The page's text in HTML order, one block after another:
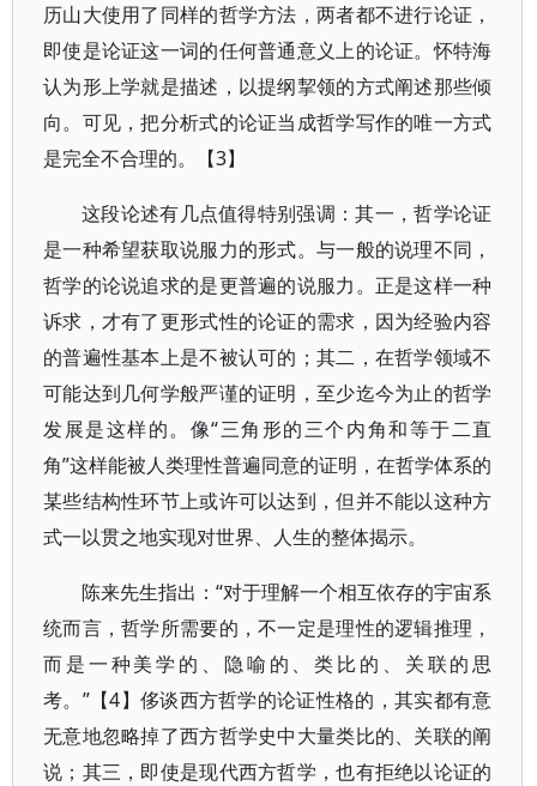
历山大使用了同样的哲学方法，两者都不进行论证，
即使是论证这一词的任何普通意义上的论证。怀特海
认为形上学就是描述，以提纲挈领的方式阐述那些倾
向。可见，把分析式的论证当成哲学写作的唯一方式
是完全不合理的。【3】
这段论述有几点值得特别强调：其一，哲学论证
是一种希望获取说服力的形式。与一般的说理不同，
哲学的论说追求的是更普遍的说服力。正是这样一种
诉求，才有了更形式性的论证的需求，因为经验内容
的普遍性基本上是不被认可的；其二，在哲学领域不
可能达到几何学般严谨的证明，至少迄今为止的哲学
发展是这样的。像“三角形的三个内角和等于二直
角”这样能被人类理性普遍同意的证明，在哲学体系的
某些结构性环节上或许可以达到，但并不能以这种方
式一以贯之地实现对世界、人生的整体揭示。
陈来先生指出：“对于理解一个相互依存的宇宙系
统而言，哲学所需要的，不一定是理性的逻辑推理，
而是一种美学的、隐喻的、类比的、关联的思
考。”【4】侈谈西方哲学的论证性格的，其实都有意
无意地忽略掉了西方哲学史中大量类比的、关联的阐
说；其三，即使是现代西方哲学，也有拒绝以论证的